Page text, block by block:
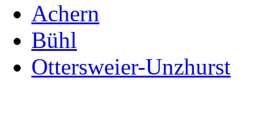
Achern
Bühl
Ottersweier-Unzhurst